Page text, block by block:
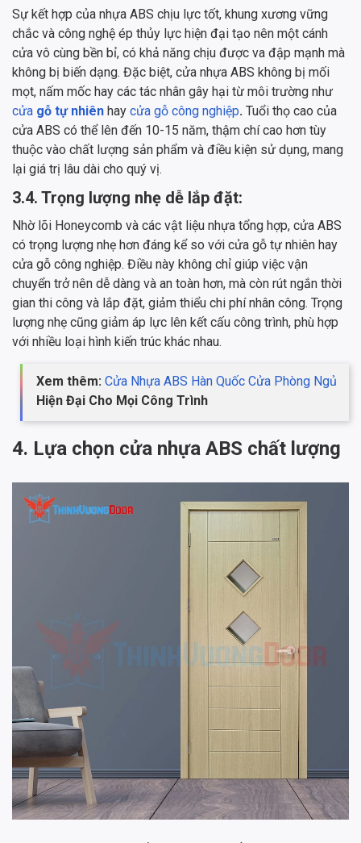
Sự kết hợp của nhựa ABS chịu lực tốt, khung xương vững
chắc và công nghệ ép thủy lực hiện đại tạo nên một cánh
cửa vô cùng bền bỉ, có khả năng chịu được va đập mạnh mà
không bị biến dạng. Đặc biệt, cửa nhựa ABS không bị mối
mọt, nấm mốc hay các tác nhân gây hại từ môi trường như
cửa gỗ tự nhiên hay cửa gỗ công nghiệp. Tuổi thọ cao của
cửa ABS có thể lên đến 10-15 năm, thậm chí cao hơn tùy
thuộc vào chất lượng sản phẩm và điều kiện sử dụng, mang
lại giá trị lâu dài cho quý vị.
3.4. Trọng lượng nhẹ dễ lắp đặt:
Nhờ lõi Honeycomb và các vật liệu nhựa tổng hợp, cửa ABS
có trọng lượng nhẹ hơn đáng kể so với cửa gỗ tự nhiên hay
cửa gỗ công nghiệp. Điều này không chỉ giúp việc vận
chuyển trở nên dễ dàng và an toàn hơn, mà còn rút ngắn thời
gian thi công và lắp đặt, giảm thiểu chi phí nhân công. Trọng
lượng nhẹ cũng giảm áp lực lên kết cấu công trình, phù hợp
với nhiều loại hình kiến trúc khác nhau.
Xem thêm: Cửa Nhựa ABS Hàn Quốc Cửa Phòng Ngủ
Hiện Đại Cho Mọi Công Trình
4. Lựa chọn cửa nhựa ABS chất lượng